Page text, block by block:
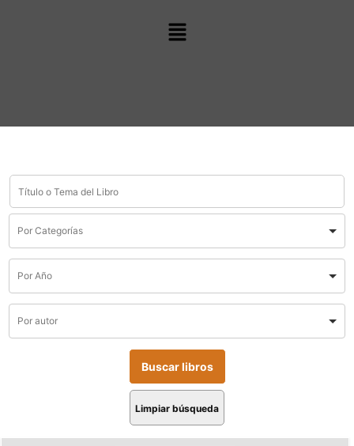
Limpiar búsqueda